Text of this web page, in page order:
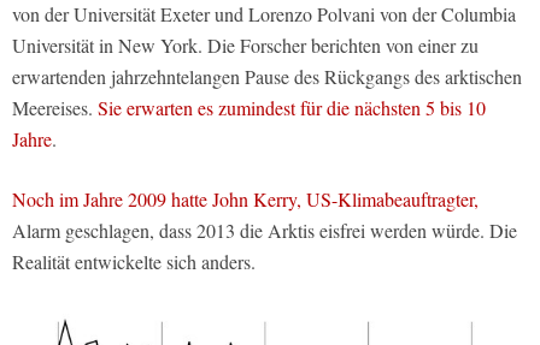
von der Universität Exeter und Lorenzo Polvani von der Columbia
Universität in New York. Die Forscher berichten von einer zu
erwartenden jahrzehntelangen Pause des Rückgangs des arktischen
Meereises. Sie erwarten es zumindest für die nächsten 5 bis 10
Jahre.
Noch im Jahre 2009 hatte John Kerry, US-Klimabeauftragter,
Alarm geschlagen, dass 2013 die Arktis eisfrei werden würde. Die
Realität entwickelte sich anders.